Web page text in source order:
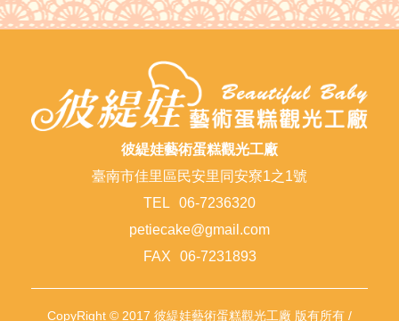
彼緹娃藝術蛋糕觀光工廠
臺南市佳里區民安里同安寮1之1號
TEL 06-7236320
petiecake@gmail.com
FAX
06-7231893
CopyRight © 2017 彼緹娃藝術蛋糕觀光工廠 版有所有 /